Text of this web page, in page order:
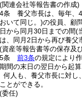
(関連会社等報告書の作成)
条
養父市長は、毎年、
おいて同じ。)の役員、顧
日から同月30日までの間(
は、同月2日から再び養父
(資産等報告書等の保存及
条
前3条の規定により
期間の末日の翌日から起
何人も、養父市長に対し、
ことができる。
(委任)